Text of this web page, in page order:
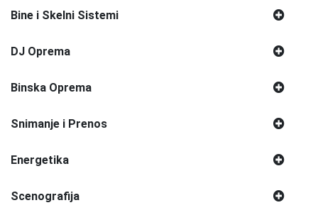
Bine i Skelni Sistemi
DJ Oprema
Binska Oprema
Snimanje i Prenos
Energetika
Scenografija